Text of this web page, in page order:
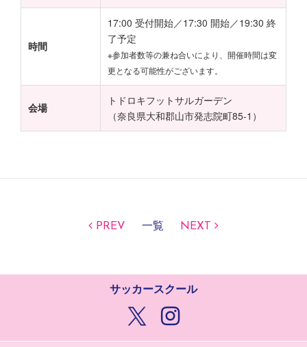
時間
17:00 受付開始／17:30 開始／19:30 終
了予定
※参加者数等の兼ね合いにより、開催時間は変
更となる可能性がございます。
会場
トドロキフットサルガーデン
（奈良県大和郡山市発志院町85-1）
PREV 一覧 NEXT
サッカースクール